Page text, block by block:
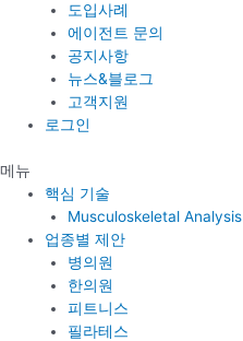
도입사례
에이전트 문의
공지사항
뉴스&블로그
고객지원
로그인
메뉴
핵심 기술
Musculoskeletal Analysis
업종별 제안
병의원
한의원
피트니스
필라테스